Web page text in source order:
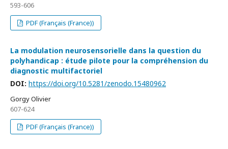
593-606
PDF (Français (France))
La modulation neurosensorielle dans la question du
polyhandicap : étude pilote pour la compréhension du
diagnostic multifactoriel
DOI: https://doi.org/10.5281/zenodo.15480962
Gorgy Olivier
607-624
PDF (Français (France))